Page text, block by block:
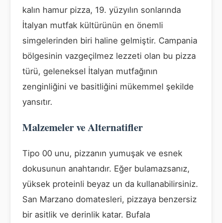
kalın hamur pizza, 19. yüzyılın sonlarında
İtalyan mutfak kültürünün en önemli
simgelerinden biri haline gelmiştir. Campania
bölgesinin vazgeçilmez lezzeti olan bu pizza
türü, geleneksel İtalyan mutfağının
zenginliğini ve basitliğini mükemmel şekilde
yansıtır.
Malzemeler ve Alternatifler
Tipo 00 unu, pizzanın yumuşak ve esnek
dokusunun anahtarıdır. Eğer bulamazsanız,
yüksek proteinli beyaz un da kullanabilirsiniz.
San Marzano domatesleri, pizzaya benzersiz
bir asitlik ve derinlik katar. Bufala